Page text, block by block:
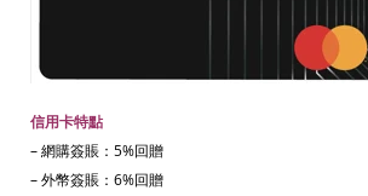
信用卡特點
– 網購簽賬：5%回贈
– 外幣簽賬：6%回贈